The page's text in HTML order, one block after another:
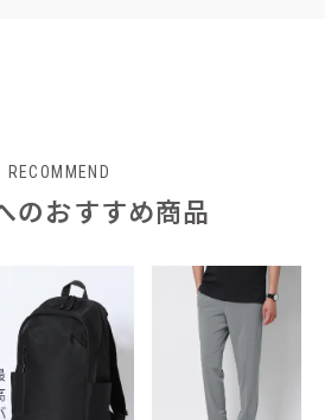
RECOMMEND
のおすすめ商品